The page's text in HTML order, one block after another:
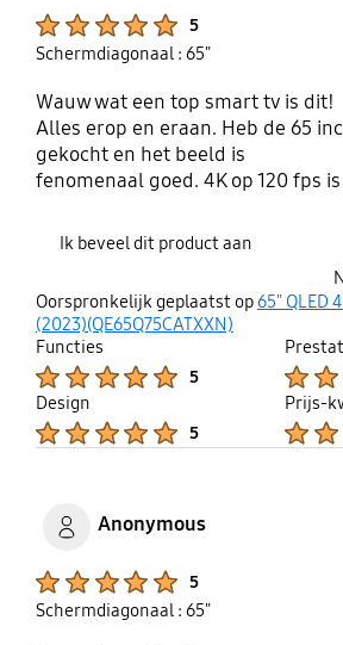
5
Schermdiagonaal : 65"
Wauw wat een top smart tv is dit!
Alles erop en eraan. Heb de 65
gekocht en het beeld is
fenomenaal goed. 4K op 120 fps is
met een playstastion 5. Ik kan
eigenlijk geen minpunten zeggen.
smart tv.
Ik beveel dit product aan
Oorspronkelijk geplaatst op65" QLED
(2023)(QE65Q75CATXXN)
Functies
5
Design
5
Prijs-
Anonymous
5
Schermdiagonaal : 65"